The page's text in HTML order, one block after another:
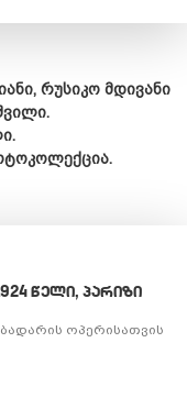
რუსიკო მდივანი
ᲬᲔᲚᲘ, ᲞᲐᲠᲘᲖᲘ
ოპერისათვის